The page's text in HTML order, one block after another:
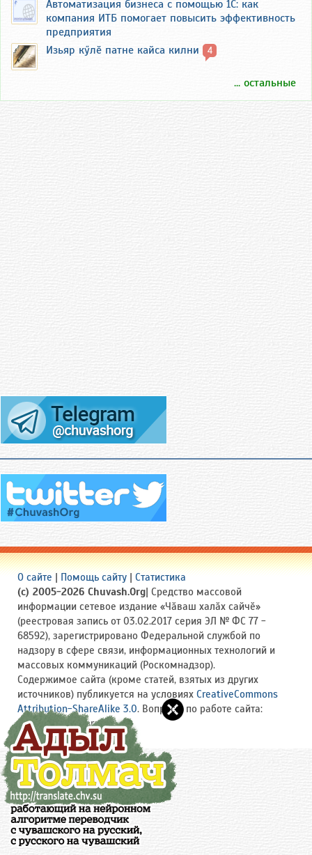
Автоматизация бизнеса с помощью 1С: как
компания ИТБ помогает повысить эффективность
предприятия
Изьяр кӳлӗ патне кайса килни
4
... остальные
О сайте | Помощь сайту | Статистика
(c) 2005-2026 Chuvash.Org| Средство массовой
информации сетевое издание «Чӑваш халӑх сайчӗ»
(реестровая запись от 03.02.2017 серия ЭЛ № ФС 77 -
68592), зарегистрировано Федеральной службой по
надзору в сфере связи, информационных технологий и
массовых коммуникаций (Роскомнадзор).
Содержимое сайта (кроме статей, взятых из других
источников) публикуется на условиях CreativeCommons
Attribution-ShareAlike 3.0. Вопросы по работе сайта:
site(a)chuvash.org